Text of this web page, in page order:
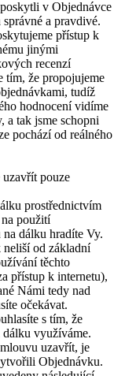
v Objednávce
a pravdivé.
přístup k
jinými
recenzí
tím, že propojujeme
tudíž
hodnocení vidíme
a tak jsme schopni
pochází od reálného
pouze
prostřednictvím
použití
dálku hradíte Vy.
neliší od základní
těchto
přístup k internetu),
Námi tedy nad
očekávat.
s tím, že
využíváme.
uzavřít, je
Objednávku.